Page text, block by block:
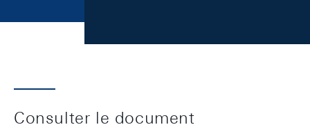
Consulter le document